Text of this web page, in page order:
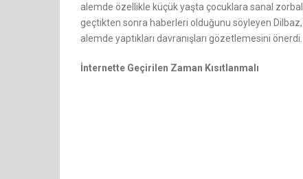
alemde özellikle küçük yaşta çocuklara sanal
geçtikten sonra haberleri olduğunu söyleyen
alemde yaptıkları davranışları gözetlemesini önerdi.
İnternette Geçirilen Zaman Kısıtlanmalı